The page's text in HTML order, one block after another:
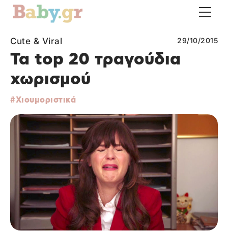
Cute & Viral 29/10/2015
Τα top 20 τραγούδια
χωρισμού
Χιουμοριστικά